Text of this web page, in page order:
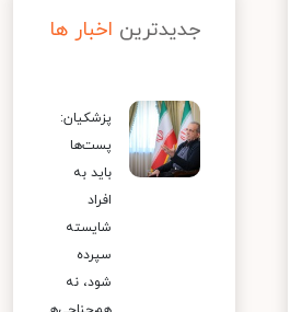
جدیدترین اخبار ها
پزشکیان:
پست‌ها
باید به
افراد
شایسته
سپرده
شود، نه